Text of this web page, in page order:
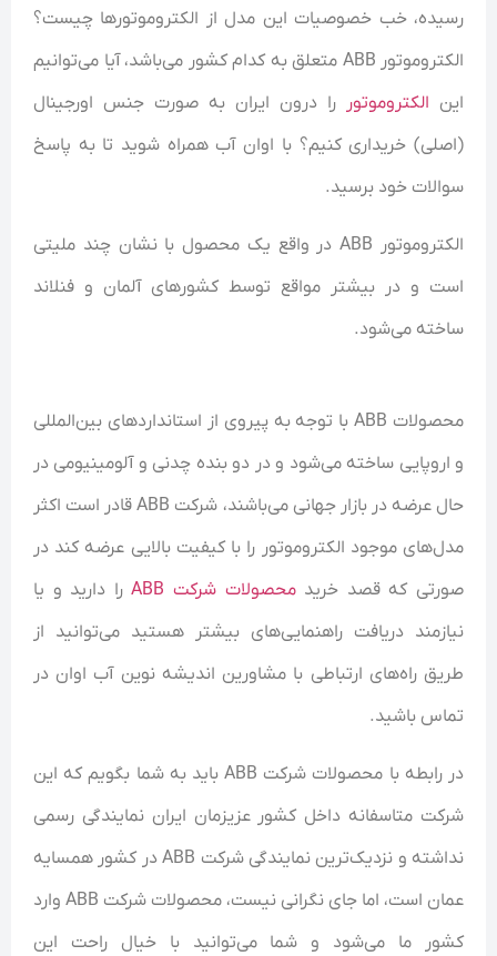
رسیده، خب خصوصیات این مدل از الکتروموتور‌ها چیست؟
الکتروموتور ABB متعلق به کدام کشور می‌باشد، آیا می‌توانیم
این الکتروموتور را درون ایران به صورت جنس اورجینال
(اصلی) خریداری کنیم؟ با اوان آب همراه شوید تا به پاسخ
سوالات خود برسید.
الکتروموتور ABB در واقع یک محصول با نشان چند ملیتی
است و در بیشتر مواقع توسط کشورهای آلمان و فنلاند
ساخته می‌شود.
محصولات ABB با توجه به پیروی از استاندارد‌های بین‌المللی
و اروپایی ساخته می‌شود و در دو بنده چدنی و آلومینیومی در
حال عرضه در بازار جهانی می‌باشند، شرکت ABB قادر است اکثر
مدل‌های موجود الکتروموتور را با کیفیت بالایی عرضه کند در
صورتی که قصد خریدمحصولات شرکت ABB
را دارید و یا
نیازمند دریافت راهنمایی‌های بیشتر هستید می‌توانید از
طریق راه‌های ارتباطی با مشاورین اندیشه نوین آب اوان در
تماس باشید.
در رابطه با محصولات شرکت ABB باید به شما بگویم که این
شرکت متاسفانه داخل کشور عزیزمان ایران نمایندگی رسمی
نداشته و نزدیک‌ترین نمایندگی شرکت ABB در کشور همسایه
عمان است، اما جای نگرانی نیست، محصولات شرکت ABB وارد
کشور ما می‌شود و شما می‌توانید با خیال راحت این